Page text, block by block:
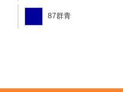
87群青